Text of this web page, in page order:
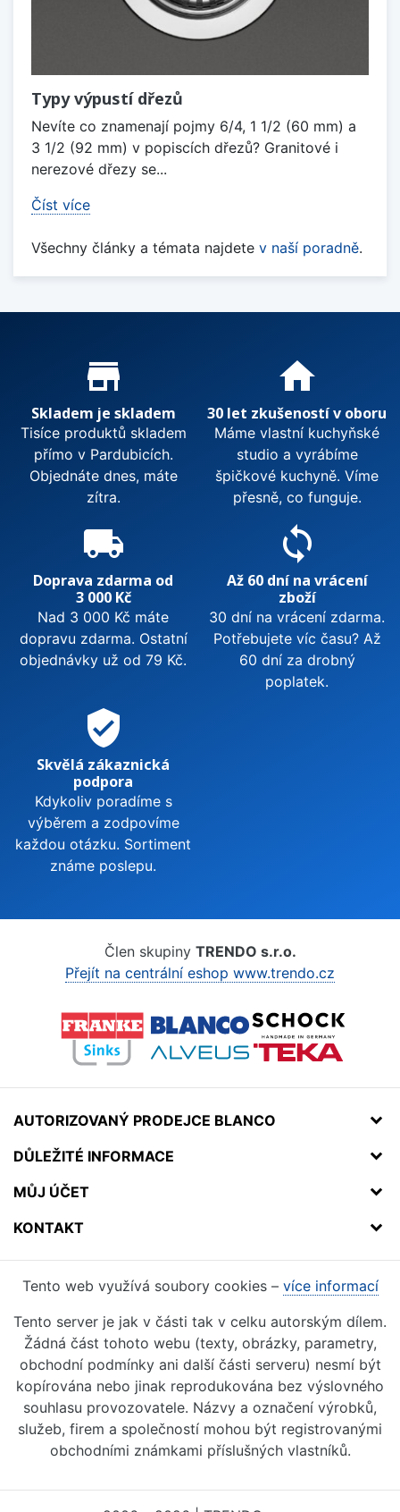
Typy výpustí dřezů
Nevíte co znamenají pojmy 6/4, 1 1/2 (60 mm) a
3 1/2 (92 mm) v popiscích dřezů? Granitové i
nerezové dřezy se...
Číst více
Všechny články a témata najdete v naší poradně.
Proč nakupovat u nás?
store_mall_directory
Skladem je skladem
Tisíce produktů skladem
přímo v Pardubicích.
Objednáte dnes, máte
zítra.
home
30 let zkušeností v oboru
Máme vlastní kuchyňské
studio a vyrábíme
špičkové kuchyně. Víme
přesně, co funguje.
local_shipping
Doprava zdarma od
3 000 Kč
Nad 3 000 Kč máte
dopravu zdarma. Ostatní
objednávky už od 79 Kč.
sync
Až 60 dní na vrácení
zboží
30 dní na vrácení zdarma.
Potřebujete víc času? Až
60 dní za drobný
poplatek.
verified_user
Skvělá zákaznická
podpora
Kdykoliv poradíme s
výběrem a zodpovíme
každou otázku. Sortiment
známe poslepu.
Člen skupiny TRENDO s.r.o.
Přejít na centrální eshop www.trendo.cz
AUTORIZOVANÝ PRODEJCE BLANCO
DŮLEŽITÉ INFORMACE
MŮJ ÚČET
KONTAKT
Tento web využívá soubory cookies – více informací
Tento server je jak v části tak v celku autorským dílem.
Žádná část tohoto webu (texty, obrázky, parametry,
obchodní podmínky ani další části serveru) nesmí být
kopírována nebo jinak reprodukována bez výslovného
souhlasu provozovatele. Názvy a označení výrobků,
služeb, firem a společností mohou být registrovanými
obchodními známkami příslušných vlastníků.